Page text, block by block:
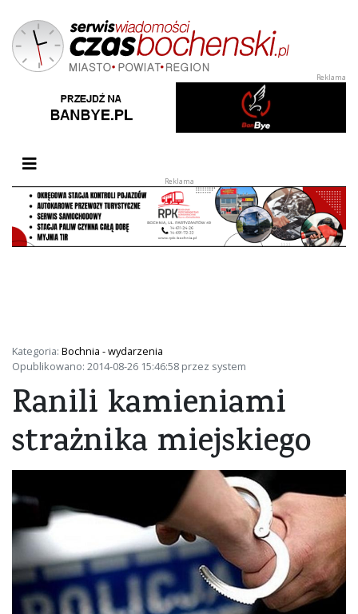
Przełącz nawigację
Kategoria: Bochnia - wydarzenia
Opublikowano: 2014-08-26 15:46:58 przez system
Ranili kamieniami
strażnika miejskiego